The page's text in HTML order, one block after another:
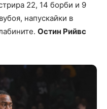
22, 14 борби и 9
напускайки в
Остин Рийвс